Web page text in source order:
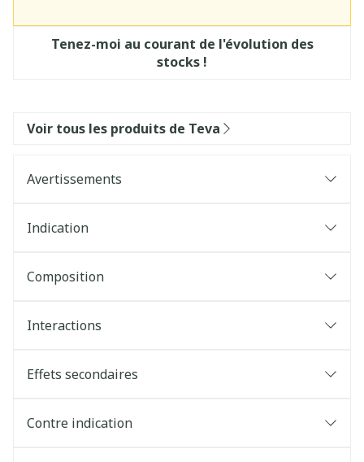
Tenez-moi au courant de l'évolution des
stocks !
Voir tous les produits de Teva
Avertissements
Indication
Composition
Interactions
Effets secondaires
Contre indication